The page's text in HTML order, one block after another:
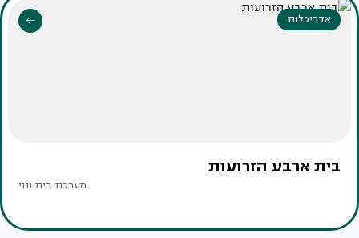
אדריכלות
בית ארבע הזרועות
מערכת בית ונוי